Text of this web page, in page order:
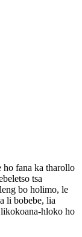
ho fana ka tharollo
tsa
bo holimo, le
li bobebe, lia
hloko ho